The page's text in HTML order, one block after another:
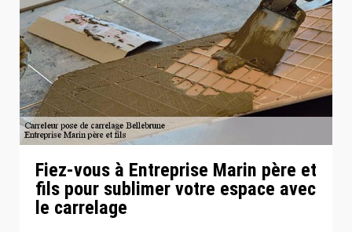
Fiez-vous à Entreprise Marin père et
fils pour sublimer votre espace avec
le carrelage